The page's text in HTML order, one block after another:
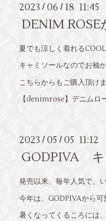
2023 / 06 / 18 11:45
DENIM
夏でも涼しく着れる
キャミソールなのでお袖
こちらからもご購入頂けま
【denimrose】デニム
2023 / 05 / 05 11:12
GODPIVA キ
発売以来、毎年人気で、
今年は、GODPIVAから
暑くなってくるころには